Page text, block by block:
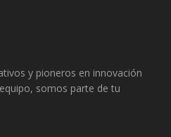
y pioneros en innovación
somos parte de tu